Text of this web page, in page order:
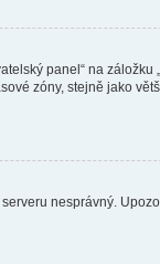
panel“ na záložku
zóny, stejně jako
nesprávný.